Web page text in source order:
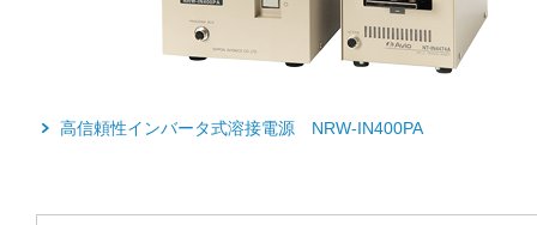
高信頼性インバータ式溶接電源 NRW-IN400PA